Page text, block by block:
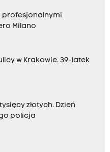
profesjonalnymi
Milano
w Krakowie. 39-latek
złotych. Dzień
policja